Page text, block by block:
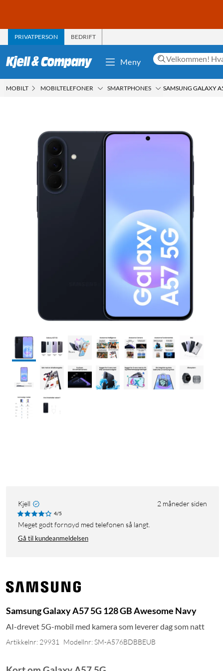
PRIVATPERSON BEDRIFT
Meny
MOBILT MOBILTELEFONER SMARTPHONES SAMSUNG GALAXY
Kjell 2 måneder siden
4/5
Meget godt fornøyd med telefonen så langt.
Gå til kundeanmeldelsen
Samsung Galaxy A57 5G 128 GB Awesome Navy
AI-drevet 5G-mobil med kamera som leverer dag som natt
Artikkelnr: 29931 Modellnr: SM-A576BDBBEUB